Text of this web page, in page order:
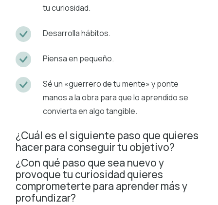
tu curiosidad.
Desarrolla hábitos.
Piensa en pequeño.
Sé un «guerrero de tu mente» y ponte
manos a la obra para que lo aprendido se
convierta en algo tangible.
¿Cuál es el siguiente paso que quieres
hacer para conseguir tu objetivo?
¿Con qué paso que sea nuevo y
provoque tu curiosidad quieres
comprometerte para aprender más y
profundizar?